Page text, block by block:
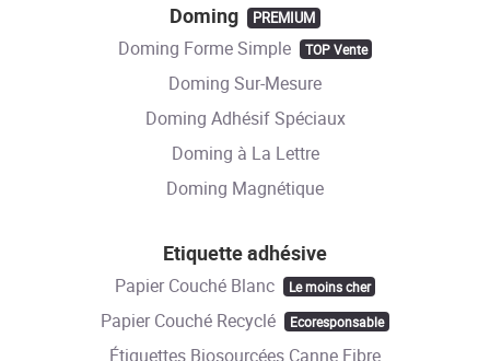
Doming PREMIUM
Doming Forme Simple TOP Vente
Doming Sur-Mesure
Doming Adhésif Spéciaux
Doming à La Lettre
Doming Magnétique
Etiquette adhésive
Papier Couché Blanc Le moins cher
Papier Couché Recyclé Ecoresponsable
Étiquettes Biosourcées Canne Fibre